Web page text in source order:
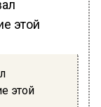
этой